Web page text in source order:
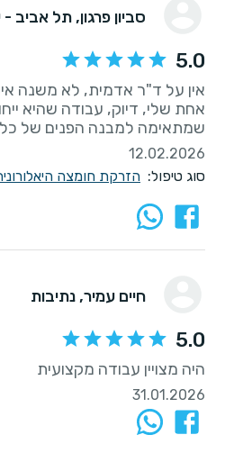
סביון פרגון, תל אביב -
5.0
אין על ד"ר אדמית, לא משנה
אחת שלי, דיוק, עבודה שהיא
שמתאימה למבנה הפנים של כל
12.02.2026
סוג טיפול: הזרקת חומצה
חיים עמיר, נתיבות
5.0
היה מצויין עבודה מקצועית
31.01.2026